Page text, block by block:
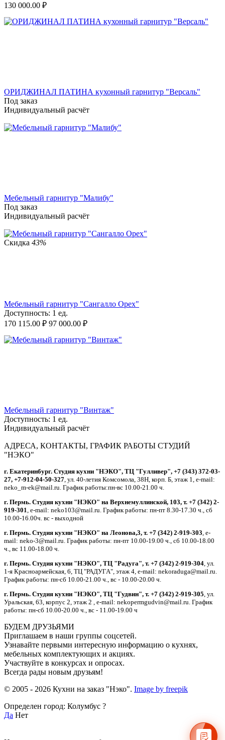
130 000.00 ₽
ОРИДЖИНАЛ ПАТИНА кухонный гарнитур "Версаль"
Под заказ
Индивидуальный расчёт
Мебельный гарнитур "Малибу"
Под заказ
Индивидуальный расчёт
Скидка 43%
Мебельный гарнитур "Сангалло Орех"
Доступность: 1 ед.
170 115.00 ₽ 97 000.00 ₽
Мебельный гарнитур "Винтаж"
Доступность: 1 ед.
Индивидуальный расчёт
АДРЕСА, КОНТАКТЫ, ГРАФИК РАБОТЫ СТУДИЙ
"НЭКО"
г. Екатеринбург. Студия кухни "НЭКО", ТЦ "Гулливер", +7 (343) 372-03-
27, +7-912-04-50-327, ул. 40-летия Комсомола, 38Н, корп. Б, этаж 1, e-mail:
neko_m-ek@mail.ru. График работы:пн-вс 10.00-21.00 ч.
г. Пермь. Студия кухни "НЭКО" на Верхнемуллинской, 103, т. +7 (342) 2-
919-301, e-mail: neko103@mail.ru. График работы: пн-пт 8.30-17.30 ч., сб
10.00-16.00ч. вс - выходной
г. Пермь. Студия кухни "НЭКО" на Леонова,3, т. +7 (342) 2-919-303, e-
mail: neko-3@mail.ru. График работы: пн-пт 10.00-19.00 ч., сб 10.00-18.00
ч., вс 11.00-18.00 ч.
г. Пермь. Студия кухни "НЭКО", ТЦ "Радуга", т. +7 (342) 2-919-304, ул.
1-я Красноармейская, 6, ТЦ "РАДУГА", этаж 4, e-mail: nekoraduga@mail.ru.
График работы: пн-cб 10.00-21.00 ч., вс - 10.00-20.00 ч.
г. Пермь. Студия кухни "НЭКО", ТЦ "Гудвин", т. +7 (342) 2-919-305, ул.
Уральская, 63, корпус 2, этаж 2 , e-mail: nekopermgudvin@mail.ru. График
работы: пн-cб 10.00-20.00 ч., вс - 11.00-19.00 ч
БУДЕМ ДРУЗЬЯМИ
Приглашаем в наши группы соцсетей.
Узнавайте первыми интересную информацию о кухнях,
мебельных комплектующих и акциях.
Участвуйте в конкурсах и опросах.
Всегда рады новым друзьям!
© 2005 - 2026 Кухни на заказ "Нэко". Image by freepik
Определен город: Колумбус ?
Да Нет